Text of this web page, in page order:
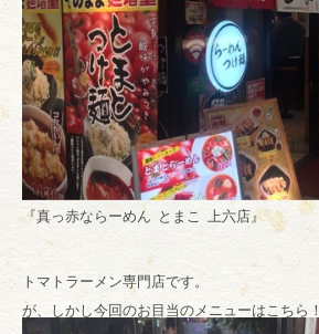
『真っ赤ならーめん とまこ 上六店』
トマトラーメン専門店です。
が、しかし今回のお目当のメニューはこちら！